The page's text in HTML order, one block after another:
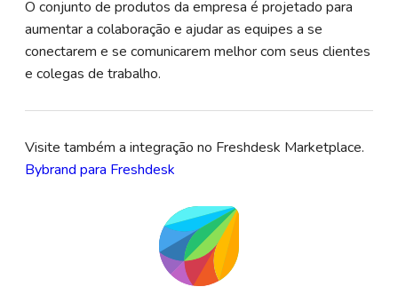
O conjunto de produtos da empresa é projetado para
aumentar a colaboração e ajudar as equipes a se
conectarem e se comunicarem melhor com seus clientes
e colegas de trabalho.
Visite também a integração no Freshdesk Marketplace.
Bybrand para Freshdesk